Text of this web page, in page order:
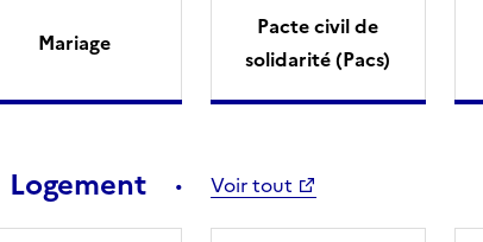
Mariage
Pacte civil de
solidarité (Pacs)
Logement Voir tout